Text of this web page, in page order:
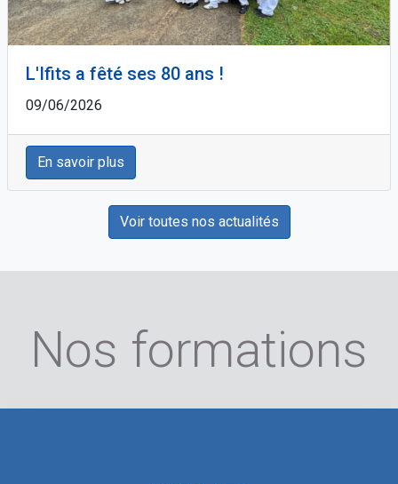
L'Ifits a fêté ses 80 ans !
09/06/2026
En savoir plus
Voir toutes nos actualités
Nos formations